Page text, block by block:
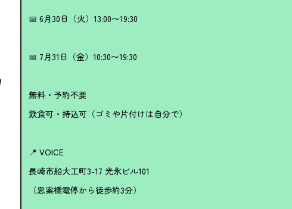
📅 6月30日（火）13:00〜19:30
📅 7月31日（金）10:30〜19:30
無料・予約不要
飲食可・持込可（ゴミや片付けは自分で）
📍 VOICE
長崎市船大工町3-17 光永ビル101
（思案橋電停から徒歩約3分）